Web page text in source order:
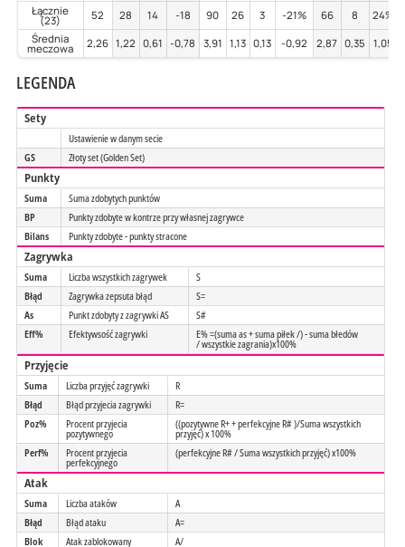
Łącznie
(23) 52 28 14 -18 90 26 3 -21% 66 8 24%
Średnia
meczowa 2,26 1,22 0,61 -0,78 3,91 1,13 0,13 -0,92 2,87 0,35 1,05
LEGENDA
Sety
Ustawienie w danym secie
GS
Złoty set (Golden Set)
Punkty
Suma
Suma zdobytych punktów
BP
Punkty zdobyte w kontrze przy własnej zagrywce
Bilans
Punkty zdobyte - punkty stracone
Zagrywka
Suma Liczba wszystkich zagrywek
S
Błąd
Zagrywka zepsuta błąd
S=
As
Punkt zdobyty z zagrywki AS
S#
Eff%
Efektywsość zagrywki E% =(suma as + suma piłek /) - suma błedów
/ wszystkie zagrania)x100%
Przyjęcie
Suma Liczba przyjęć zagrywki
R
Błąd
Błąd przyjecia zagrywki
R=
Poz%
Procent przyjecia
pozytywnego
((pozytywne R+ + perfekcyjne R# )/Suma wszystkich
przyjęć) x 100%
Perf%
Procent przyjecia
perfekcyjnego
(perfekcyjne R# / Suma wszystkich przyjęć) x100%
Atak
Suma Liczba ataków
A
Błąd
Błąd ataku
A=
Blok
Atak zablokowany A/